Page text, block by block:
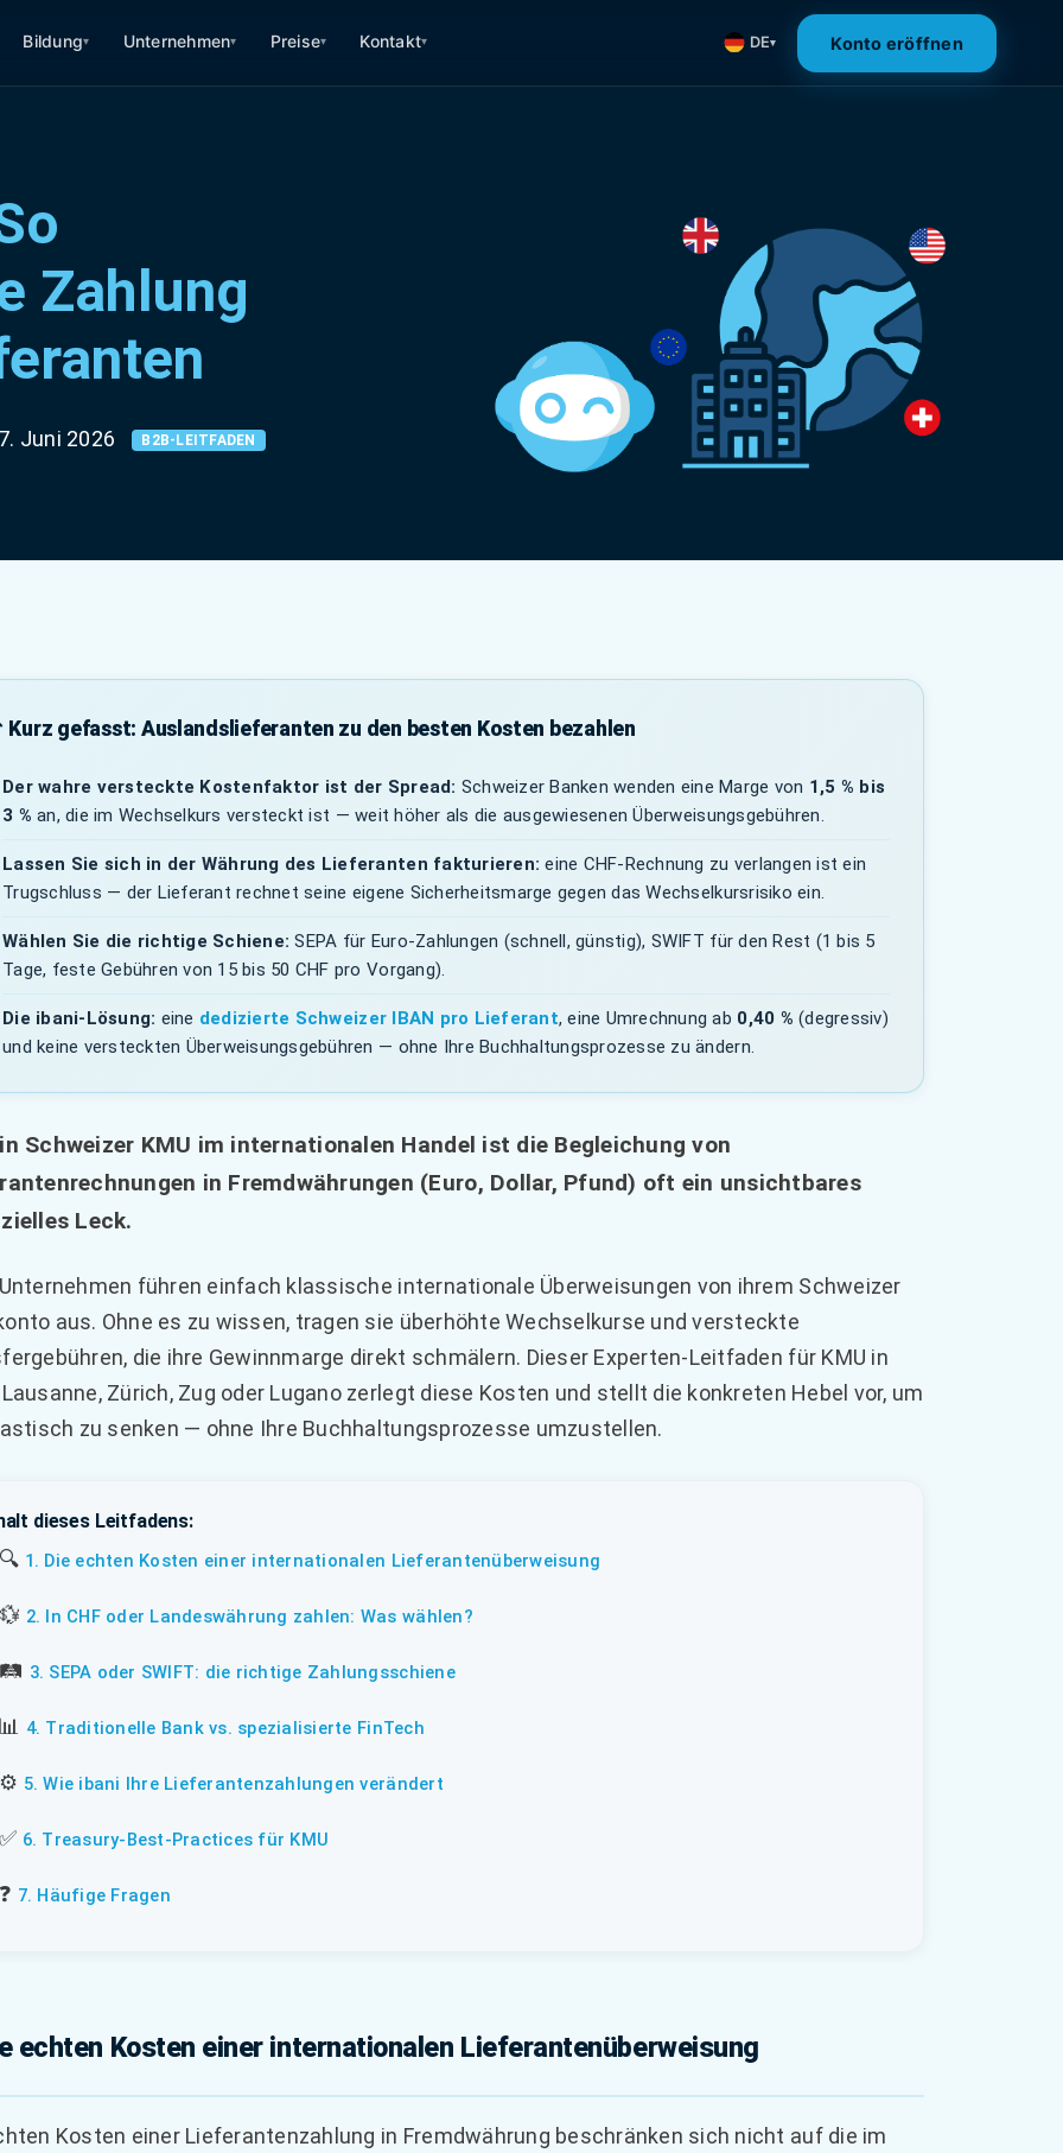
Bildung▾ Unternehmen▾ Preise▾ Kontakt▾ DE▾ Konto eröffnen
Zahlung
Juni 2026 B2B-LEITFADEN
Kurz gefasst: Auslandslieferanten zu den besten Kosten bezahlen
Der wahre versteckte Kostenfaktor ist der Spread: Schweizer Banken wenden eine Marge von 1,5 % bis
3 % an, die im Wechselkurs versteckt ist — weit höher als die ausgewiesenen Überweisungsgebühren.
Lassen Sie sich in der Währung des Lieferanten fakturieren: eine CHF-Rechnung zu verlangen ist ein
Trugschluss — der Lieferant rechnet seine eigene Sicherheitsmarge gegen das Wechselkursrisiko ein.
Wählen Sie die richtige Schiene: SEPA für Euro-Zahlungen (schnell, günstig), SWIFT für den Rest (1 bis 5
Tage, feste Gebühren von 15 bis 50 CHF pro Vorgang).
Die ibani-Lösung: eine dedizierte Schweizer IBAN pro Lieferant, eine Umrechnung ab 0,40 % (degressiv)
und keine versteckten Überweisungsgebühren — ohne Ihre Buchhaltungsprozesse zu ändern.
Schweizer KMU im internationalen Handel ist die Begleichung von
in Fremdwährungen (Euro, Dollar, Pfund) oft ein unsichtbares
Leck.
führen einfach klassische internationale Überweisungen von ihrem Schweizer
aus. Ohne es zu wissen, tragen sie überhöhte Wechselkurse und versteckte
die ihre Gewinnmarge direkt schmälern. Dieser Experten-Leitfaden für KMU in
Zürich, Zug oder Lugano zerlegt diese Kosten und stellt die konkreten Hebel vor, um
zu senken — ohne Ihre Buchhaltungsprozesse umzustellen.
dieses Leitfadens:
🔍 1. Die echten Kosten einer internationalen Lieferantenüberweisung
💱 2. In CHF oder Landeswährung zahlen: Was wählen?
🛤️ 3. SEPA oder SWIFT: die richtige Zahlungsschiene
📊 4. Traditionelle Bank vs. spezialisierte FinTech
⚙️ 5. Wie ibani Ihre Lieferantenzahlungen verändert
✅ 6. Treasury-Best-Practices für KMU
❓ 7. Häufige Fragen
echten Kosten einer internationalen Lieferantenüberweisung
Kosten einer Lieferantenzahlung in Fremdwährung beschränken sich nicht auf die im